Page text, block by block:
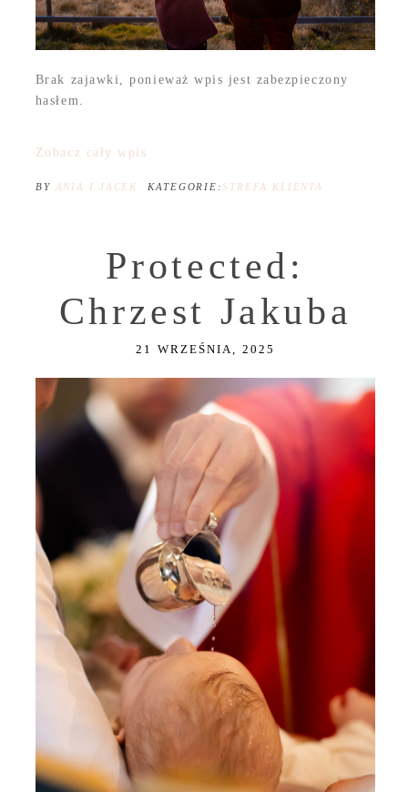
Brak zajawki, ponieważ wpis jest zabezpieczony
hasłem.
Zobacz cały wpis
BY ANIA I JACEK KATEGORIE: STREFA KLIENTA
Protected:
Chrzest Jakuba
21 WRZEŚNIA, 2025